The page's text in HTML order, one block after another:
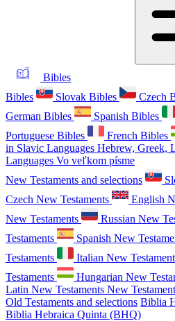
Bibles
Bibles
Slovak Bibles Czech
German Bibles
Spanish Bibles
Portuguese Bibles
French Bibles
in Slavic Languages Hebrew, Greek,
Languages Vo veľkom písme
New Testaments and selections
Czech New Testaments
English
New Testaments
Russian New
Testaments
Spanish New
Testaments
Italian New
Testaments
Hungarian New
Latin New Testaments New
Old Testaments and selections Biblia
Biblia Hebraica Quinta (BHQ)